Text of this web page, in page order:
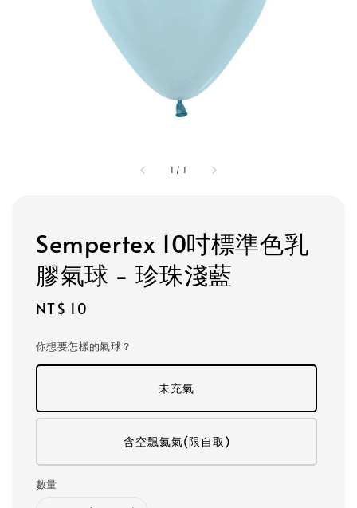
1 / 1
Sempertex 10吋標準色乳
膠氣球 - 珍珠淺藍
Regular
NT$ 10
你想要怎樣的氣球？
未充氣
含空飄氦氣(限自取)
數量